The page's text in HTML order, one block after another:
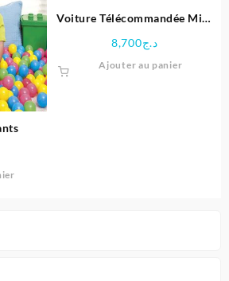
Les
options
peuvent
être
choisies
sur
la
Voiture Télécommandée Mini
EXOST
د.ج8,700
Ajouter au panier